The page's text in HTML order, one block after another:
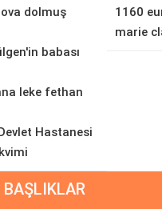
dolmuş
babası
leke fethan
Hastanesi
1160
marie
BAŞLIKLAR